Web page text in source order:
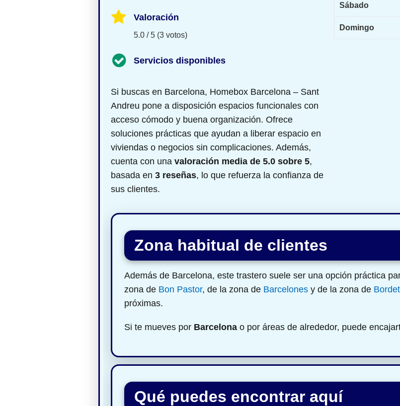
Valoración
5.0 / 5 (3 votos)
Servicios disponibles
Si buscas en Barcelona, Homebox Barcelona – Sant
Andreu pone a disposición espacios funcionales con
acceso cómodo y buena organización. Ofrece
soluciones prácticas que ayudan a liberar espacio en
viviendas o negocios sin complicaciones. Además,
cuenta con una valoración media de 5.0 sobre 5,
basada en 3 reseñas, lo que refuerza la confianza de
sus clientes.
Sábado
Domingo
Zona habitual de clientes
Además de Barcelona, este trastero suele ser una opción práctica
zona de Bon Pastor, de la zona de Barcelones y de la zona de
próximas.
Si te mueves por Barcelona o por áreas de alrededor, puede
Qué puedes encontrar aquí